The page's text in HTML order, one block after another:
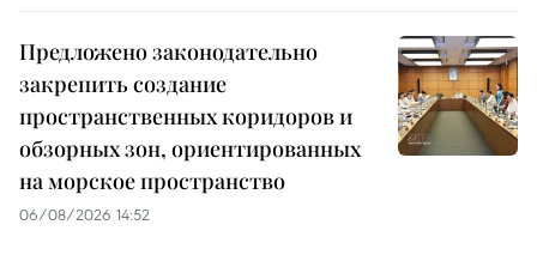
Предложено законодательно
закрепить создание
пространственных коридоров и
обзорных зон, ориентированных
на морское пространство
06/08/2026 14:52